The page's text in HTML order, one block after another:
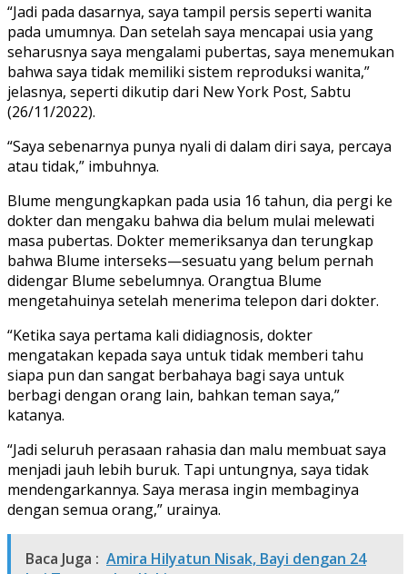
“Jadi pada dasarnya, saya tampil persis seperti wanita
pada umumnya. Dan setelah saya mencapai usia yang
seharusnya saya mengalami pubertas, saya menemukan
bahwa saya tidak memiliki sistem reproduksi wanita,”
jelasnya, seperti dikutip dari New York Post, Sabtu
(26/11/2022).
“Saya sebenarnya punya nyali di dalam diri saya, percaya
atau tidak,” imbuhnya.
Blume mengungkapkan pada usia 16 tahun, dia pergi ke
dokter dan mengaku bahwa dia belum mulai melewati
masa pubertas. Dokter memeriksanya dan terungkap
bahwa Blume interseks—sesuatu yang belum pernah
didengar Blume sebelumnya. Orangtua Blume
mengetahuinya setelah menerima telepon dari dokter.
“Ketika saya pertama kali didiagnosis, dokter
mengatakan kepada saya untuk tidak memberi tahu
siapa pun dan sangat berbahaya bagi saya untuk
berbagi dengan orang lain, bahkan teman saya,”
katanya.
“Jadi seluruh perasaan rahasia dan malu membuat saya
menjadi jauh lebih buruk. Tapi untungnya, saya tidak
mendengarkannya. Saya merasa ingin membaginya
dengan semua orang,” urainya.
Baca Juga : Amira Hilyatun Nisak, Bayi dengan 24